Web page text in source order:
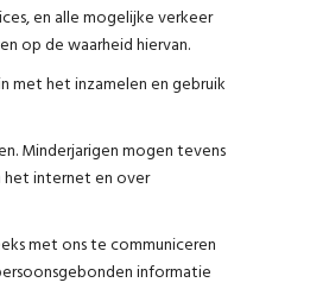
en alle mogelijke verkeer
op de waarheid hiervan.
met het inzamelen en gebruik
Minderjarigen mogen tevens
het internet en over
met ons te communiceren
informatie